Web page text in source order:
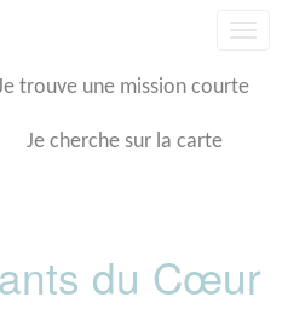
trouve une mission courte
Je cherche sur la carte
du Cœur